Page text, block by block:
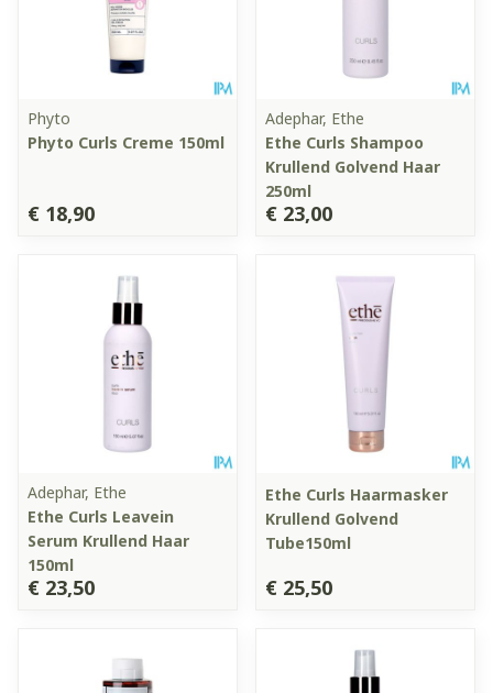
Phyto
Phyto Curls Creme 150ml
€ 18,90
Adephar, Ethe
Ethe Curls Shampoo
Krullend Golvend Haar
250ml
€ 23,00
Adephar, Ethe
Ethe Curls Leavein
Serum Krullend Haar
150ml
€ 23,50
Ethe Curls Haarmasker
Krullend Golvend
Tube150ml
€ 25,50